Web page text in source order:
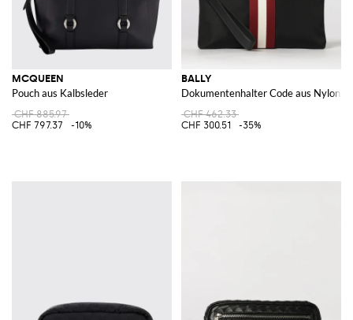
MCQUEEN
Pouch aus Kalbsleder
CHF 885.97
CHF 797.37
-10%
BALLY
Dokumentenhalter Code aus Nylon
CHF 462.33
CHF 300.51
-35%